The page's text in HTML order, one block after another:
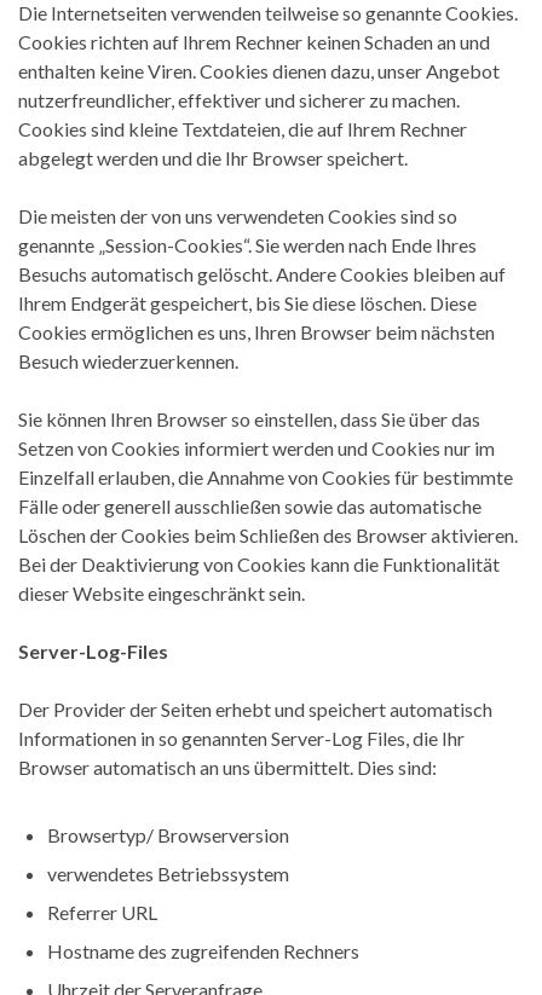
Die Internetseiten verwenden teilweise so genannte Cookies.
Cookies richten auf Ihrem Rechner keinen Schaden an und
enthalten keine Viren. Cookies dienen dazu, unser Angebot
nutzerfreundlicher, effektiver und sicherer zu machen.
Cookies sind kleine Textdateien, die auf Ihrem Rechner
abgelegt werden und die Ihr Browser speichert.
Die meisten der von uns verwendeten Cookies sind so
genannte „Session-Cookies“. Sie werden nach Ende Ihres
Besuchs automatisch gelöscht. Andere Cookies bleiben auf
Ihrem Endgerät gespeichert, bis Sie diese löschen. Diese
Cookies ermöglichen es uns, Ihren Browser beim nächsten
Besuch wiederzuerkennen.
Sie können Ihren Browser so einstellen, dass Sie über das
Setzen von Cookies informiert werden und Cookies nur im
Einzelfall erlauben, die Annahme von Cookies für bestimmte
Fälle oder generell ausschließen sowie das automatische
Löschen der Cookies beim Schließen des Browser aktivieren.
Bei der Deaktivierung von Cookies kann die Funktionalität
dieser Website eingeschränkt sein.
Server-Log-Files
Der Provider der Seiten erhebt und speichert automatisch
Informationen in so genannten Server-Log Files, die Ihr
Browser automatisch an uns übermittelt. Dies sind:
Browsertyp/ Browserversion
verwendetes Betriebssystem
Referrer URL
Hostname des zugreifenden Rechners
Uhrzeit der Serveranfrage